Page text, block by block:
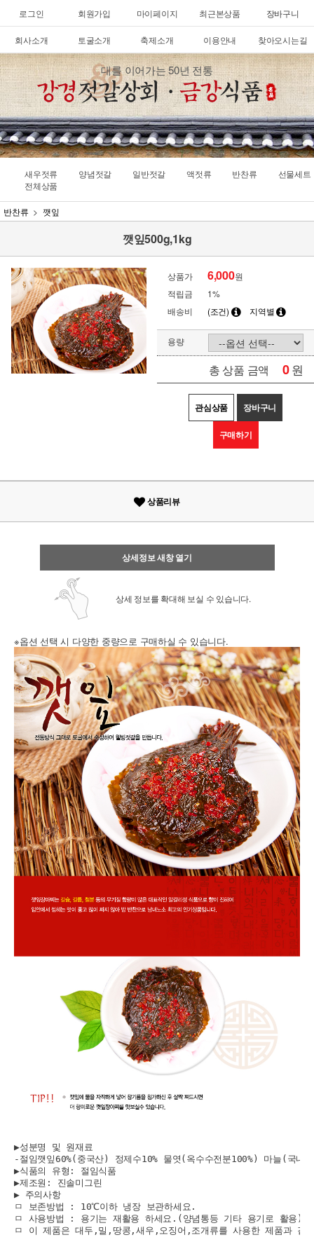
로그인 회원가입 마이페이지 최근본상품 장바구니
회사소개 토굴소개 축제소개 이용안내 찾아오시는길
대를 이어가는 50년 전통
새우젓류 양념젓갈 일반젓갈 액젓류 반찬류
선물세트
전체상품
반찬류 깻잎
깻잎500g,1kg
상품가 6,000원
적립금
1%
배송비
(조건) 지역별
용량
총 상품 금액 0원
관심상품 장바구니
구매하기
상품리뷰
상세정보 새창 열기
상세 정보를 확대해 보실 수 있습니다.
※옵션 선택 시 다양한 중량으로 구매하실 수 있습니다.
▶성분명 및 원재료
-절임깻잎60%(중국산) 정제수10% 물엿(옥수수전분100%) 마늘(국
▶식품의 유형: 절임식품
▶제조원: 진솔미그린
▶ 주의사항
ㅁ 보존방법 : 10℃이하 냉장 보관하세요.
ㅁ 사용방법 : 용기는 재활용 하세요.(양념통등 기타 용기로 활용)
ㅁ 이 제품은 대두,밀,땅콩,새우,오징어,조개류를 사용한 제품과 같